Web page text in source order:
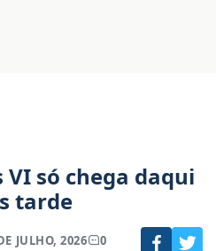
VI só chega daqui
tarde
JULHO, 2026 0